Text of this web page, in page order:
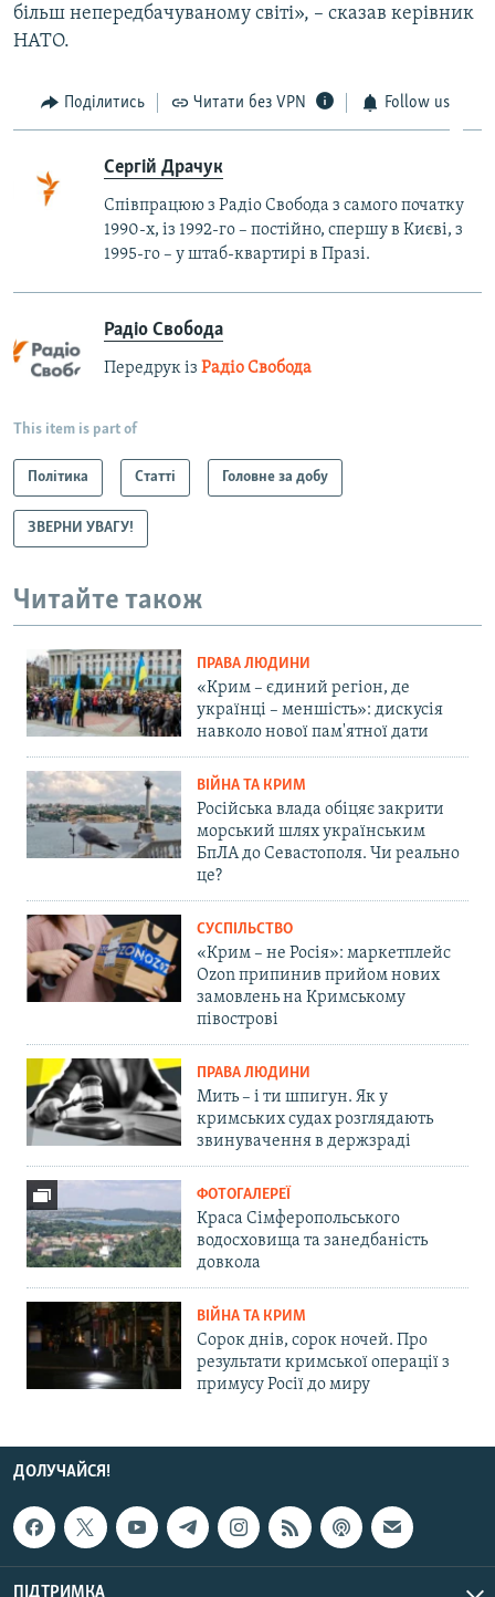
більш непередбачуваному світі», – сказав керівник
НАТО.
Поділитись Читати без VPN Follow us
Сергій Драчук
Співпрацюю з Радіо Свобода з самого початку
1990-х, із 1992-го – постійно, спершу в Києві, з
1995-го – у штаб-квартирі в Празі.
Радіо Свобода
Передрук із Радіо Свобода
This item is part of
Політика Статті Головне за добу
ЗВЕРНИ УВАГУ!
Читайте також
ПРАВА ЛЮДИНИ
«Крим – єдиний регіон, де
українці – меншість»: дискусія
навколо нової пам'ятної дати
ВІЙНА ТА КРИМ
Російська влада обіцяє закрити
морський шлях українським
БпЛА до Севастополя. Чи реально
це?
СУСПІЛЬСТВО
«Крим – не Росія»: маркетплейс
Ozon припинив прийом нових
замовлень на Кримському
півострові
ПРАВА ЛЮДИНИ
Мить – і ти шпигун. Як у
кримських судах розглядають
звинувачення в держзраді
ФОТОГАЛЕРЕЇ
Краса Сімферопольського
водосховища та занедбаність
довкола
ВІЙНА ТА КРИМ
Сорок днів, сорок ночей. Про
результати кримської операції з
примусу Росії до миру
ДОЛУЧАЙСЯ!
ПІДТРИМКА